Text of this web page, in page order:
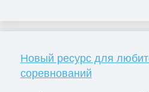
Новый ресурс для
соревнований